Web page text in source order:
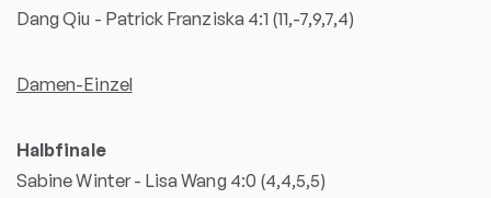
Dang Qiu - Patrick Franziska 4:1 (11,-7,9,7,4)
Damen-Einzel
Halbfinale
Sabine Winter - Lisa Wang 4:0 (4,4,5,5)